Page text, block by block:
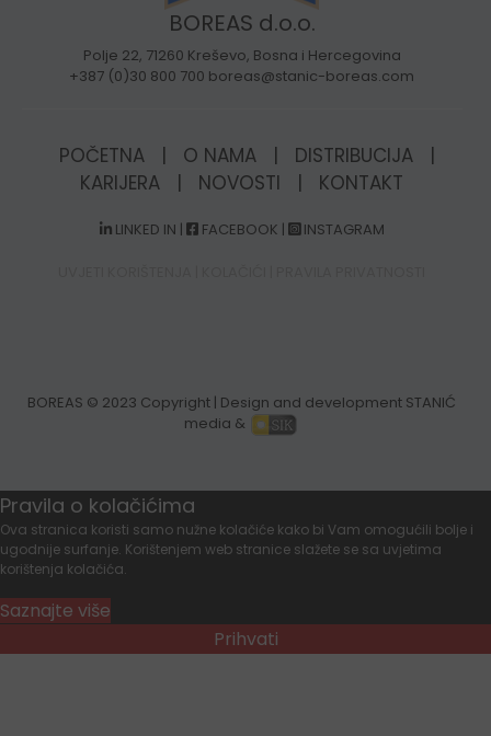
BOREAS d.o.o.
Polje 22, 71260 Kreševo, Bosna i Hercegovina
+387 (0)30 800 700 boreas@stanic-boreas.com
POČETNA | O NAMA | DISTRIBUCIJA
|
KARIJERA
| NOVOSTI | KONTAKT
LINKED IN | FACEBOOK | INSTAGRAM
BOREAS © 2023 Copyright | Design and development STANIĆ
media &
Pravila o kolačićima
Ova stranica koristi samo nužne kolačiće kako bi Vam omogućili bolje i
ugodnije surfanje. Korištenjem web stranice slažete se sa uvjetima
korištenja kolačića.
Saznajte više
Prihvati